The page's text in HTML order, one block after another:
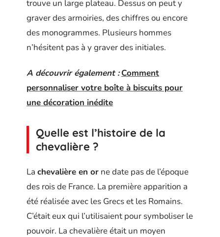
trouve un large plateau. Dessus on peut y
graver des armoiries, des chiffres ou encore
des monogrammes. Plusieurs hommes
n’hésitent pas à y graver des initiales.
A découvrir également : Comment
personnaliser votre boîte à biscuits pour
une décoration inédite
Quelle est l’histoire de la
chevalière ?
La chevalière en or ne date pas de l’époque
des rois de France. La première apparition a
été réalisée avec les Grecs et les Romains.
C’était eux qui l’utilisaient pour symboliser le
pouvoir. La chevalière était un moyen